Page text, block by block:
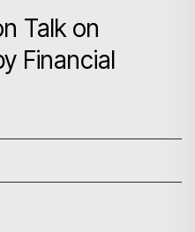
Talk on
Financial